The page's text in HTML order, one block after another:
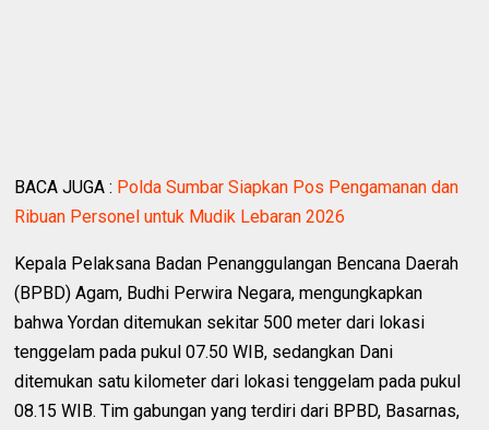
BACA JUGA : Polda Sumbar Siapkan Pos Pengamanan dan
Ribuan Personel untuk Mudik Lebaran 2026
Kepala Pelaksana Badan Penanggulangan Bencana Daerah
(BPBD) Agam, Budhi Perwira Negara, mengungkapkan
bahwa Yordan ditemukan sekitar 500 meter dari lokasi
tenggelam pada pukul 07.50 WIB, sedangkan Dani
ditemukan satu kilometer dari lokasi tenggelam pada pukul
08.15 WIB. Tim gabungan yang terdiri dari BPBD, Basarnas,